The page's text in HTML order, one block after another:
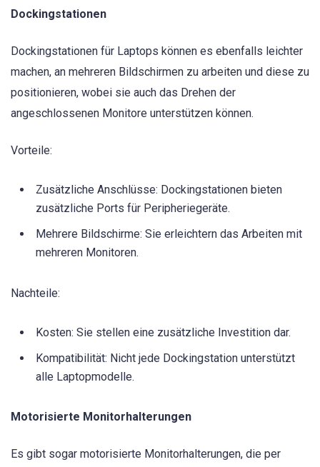
Dockingstationen
Dockingstationen für Laptops können es ebenfalls leichter
machen, an mehreren Bildschirmen zu arbeiten und diese zu
positionieren, wobei sie auch das Drehen der
angeschlossenen Monitore unterstützen können.
Vorteile:
Zusätzliche Anschlüsse: Dockingstationen bieten
zusätzliche Ports für Peripheriegeräte.
Mehrere Bildschirme: Sie erleichtern das Arbeiten mit
mehreren Monitoren.
Nachteile:
Kosten: Sie stellen eine zusätzliche Investition dar.
Kompatibilität: Nicht jede Dockingstation unterstützt
alle Laptopmodelle.
Motorisierte Monitorhalterungen
Es gibt sogar motorisierte Monitorhalterungen, die per